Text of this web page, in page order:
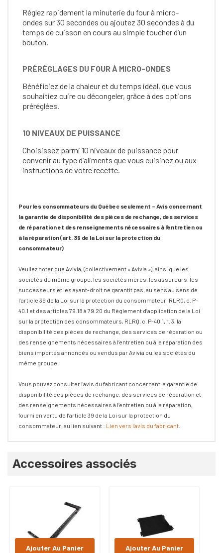
Réglez rapidement la minuterie du four à micro-
ondes sur 30 secondes ou ajoutez 30 secondes à du
temps de cuisson en cours au simple toucher d’un
bouton.
PRÉRÉGLAGES DU FOUR À MICRO-ONDES
Bénéficiez de la chaleur et du temps idéal, que vous
souhaitiez cuire ou décongeler, grâce à des options
préréglées.
10 NIVEAUX DE PUISSANCE
Choisissez parmi 10 niveaux de puissance pour
convenir au type d’aliments que vous cuisinez ou aux
instructions de votre recette.
Pour les consommateurs du Québec seulement – Avis concernant
la garantie de disponibilité des pièces de rechange, des services
de réparation et des renseignements nécessaires à l’entretien ou
à la réparation (art. 39 de la Loi sur la protection du
consommateur)
Veullez noter que Avivia, (collectivement « Avivia »), ainsi que les
sociétés du même groupe, les sociétés mères, les assureurs, les
successeurs et les ayant-droit ne garantit pas, au sens au sens de
l’article 39 de la Loi sur la protection du consommateur, RLRQ, c. P-
40.1 et des articles 79.18 à 79.20 du Règlement d’application de la Loi
sur la protection des consommateurs, RLRQ, c. P-40.1, r. 3, la
disponibilité des pièces de rechange, des services de réparation ou
des renseignements nécessaires à l’entretien ou à la réparation des
biens importés annoncés ou vendus par Avivia ou les sociétés du
même groupe.
Vous pouvez consulter l'avis du fabricant concernant la garantie de
disponibilité des pièces de rechange, des services de réparation et
des renseignements nécessaires à l’entretien ou à la réparation,
fourni en vertu de l’article 39 de la Loi sur la protection du
consommateur, au lien suivant : Lien vers l'avis du fabricant
Accessoires associés
Ajouter Au Panier Ajouter Au Panier